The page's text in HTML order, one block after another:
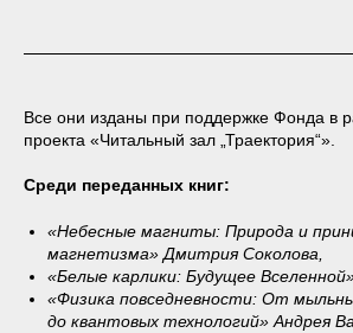
Все они изданы при поддержке Фонда в
проекта «Читальный зал „Траектория“».
Среди переданных книг:
«Небесные магниты: Природа и
магнетизма» Дмитрия Соколова,
«Белые карлики: Будущее
«Физика повседневности: От
до квантовых технологий» Андрея